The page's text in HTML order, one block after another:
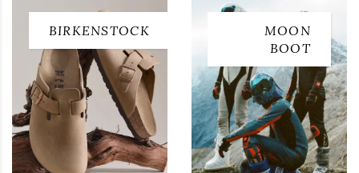
BIRKENSTOCK
MOON
BOOT